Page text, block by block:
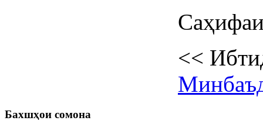
<<
Бахшҳои сомона